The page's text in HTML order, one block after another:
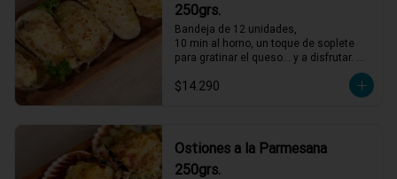
250grs.
Bandeja de 12 unidades,
10 min al horno, un toque de soplete
para gratinar el queso… y a disfrutar.
$14.290
Ostiones a la Parmesana
250grs.